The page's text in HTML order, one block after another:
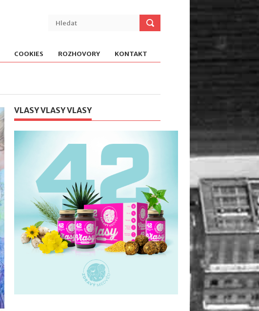
COOKIES ROZHOVORY KONTAKT
VLASY VLASY VLASY